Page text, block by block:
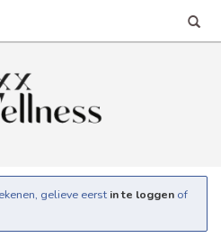
gelieve eerst in te loggen of